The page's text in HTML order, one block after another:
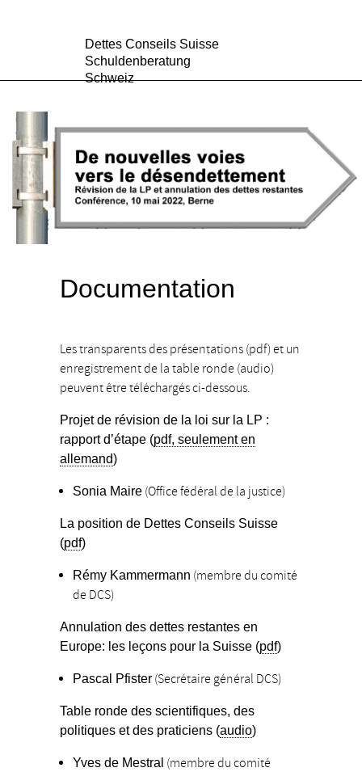
Dettes Conseils Suisse
Schuldenberatung
Schweiz
Positions
Statistique
Médias
Documentation
Les transparents des présentations (pdf) et un
enregistrement de la table ronde (audio)
peuvent être téléchargés ci-dessous.
Projet de révision de la loi sur la LP :
rapportd’étape (pdf, seulement en
allemand)
Sonia Maire (Office fédéral de la justice)
La position de Dettes Conseils Suisse
(pdf)
Rémy Kammermann (membre du comité
de DCS)
Annulation des dettes restantes en
Europe: les leçons pour la Suisse (pdf)
Pascal Pfister (Secrétaire général DCS)
Table ronde des scientifiques, des
politiques et des praticiens (audio)
Yves de Mestral (membre du comité